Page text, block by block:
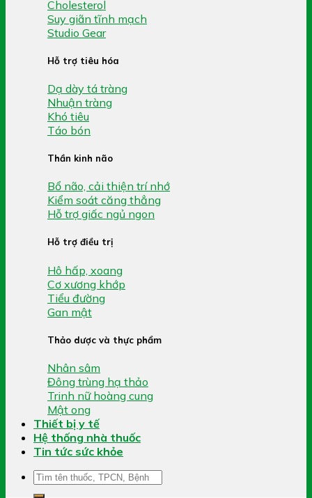
Cholesterol
Suy giãn tĩnh mạch
Studio Gear
Hỗ trợ tiêu hóa
Dạ dày tá tràng
Nhuận tràng
Khó tiêu
Táo bón
Thần kinh não
Bổ não, cải thiện trí nhớ
Kiểm soát căng thẳng
Hỗ trợ giấc ngủ ngon
Hỗ trợ điều trị
Hô hấp, xoang
Cơ xương khớp
Tiểu đường
Gan mật
Thảo dược và thực phẩm
Nhân sâm
Đông trùng hạ thảo
Trinh nữ hoàng cung
Mật ong
Thiết bị y tế
Hệ thống nhà thuốc
Tin tức sức khỏe
Tìm
kiếm: